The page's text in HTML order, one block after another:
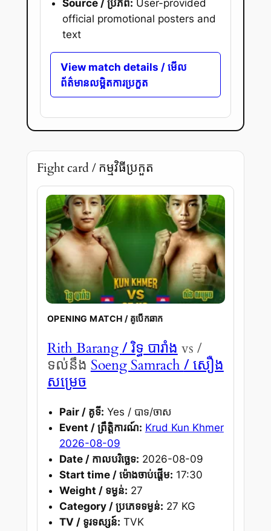
Source / ប្រភព: User-provided
official promotional posters and
text
View match details / មើល
ព័ត៌មានលម្អិតការប្រកួត
Fight card / កម្មវិធីប្រកួត
OPENING MATCH / គូបើកឆាក
Rith Barang/ រិទ្ធ បារាំង vs /
ទល់នឹង Soeng Samrach / សឿង
សម្រេច
Pair / គូទី: Yes / បាទ/ចាស
Event / ព្រឹត្តិការណ៍: Krud Kun Khmer
2026-08-09
Date / កាលបរិច្ឆេទ: 2026-08-09
Start time / ម៉ោងចាប់ផ្តើម: 17:30
Weight / ទម្ងន់: 27
Category / ប្រភេទទម្ងន់: 27 KG
TV / ទូរទស្សន៍: TVK